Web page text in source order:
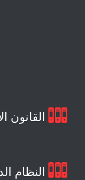
 القانون
 النظام